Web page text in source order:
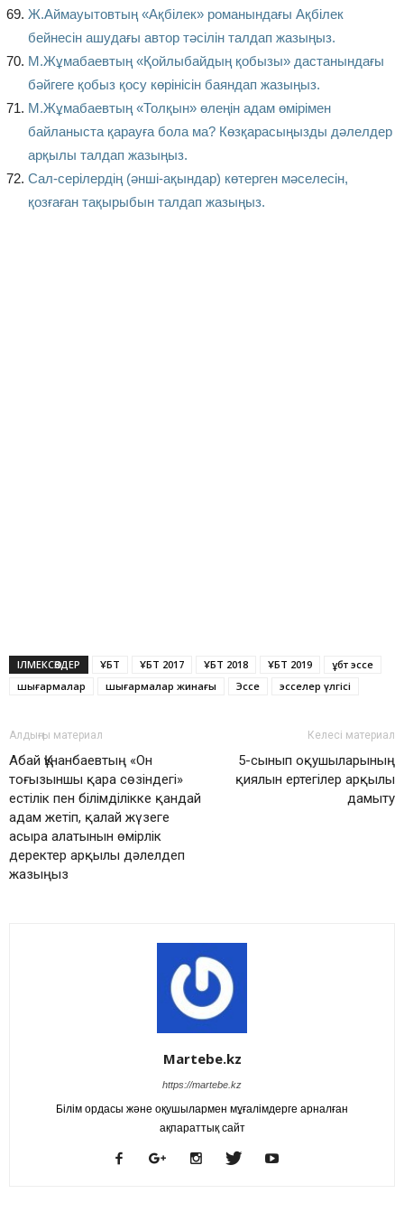
Ж.Аймауытовтың «Ақбілек» романындағы Ақбілек
бейнесін ашудағы автор тәсілін талдап жазыңыз.
М.Жұмабаевтың «Қойлыбайдың қобызы» дастанындағы
бәйгеге қобыз қосу көрінісін баяндап жазыңыз.
М.Жұмабаевтың «Толқын» өлеңін адам өмірімен
байланыста қарауға бола ма? Көзқарасыңызды дәлелдер
арқылы талдап жазыңыз.
Сал-серілердің (әнші-ақындар) көтерген мәселесін,
қозғаған тақырыбын талдап жазыңыз.
ІЛМЕКСӨЗДЕР ҰБТ ҰБТ 2017 ҰБТ 2018 ҰБТ 2019
ұбт эссе
шығармалар
шығармалар жинағы Эссе эсселер үлгісі
Алдыңғы материал
Абай Құнанбаевтың «Он
тоғызыншы қара сөзіндегі»
естілік пен білімділікке қандай
адам жетіп, қалай жүзеге
асыра алатынын өмірлік
деректер арқылы дәлелдеп
жазыңыз
Келесі материал
5-сынып оқушыларының
қиялын ертегілер арқылы
дамыту
Martebe.kz
https://martebe.kz
Білім ордасы және оқушылармен мұғалімдерге арналған
ақпараттық сайт